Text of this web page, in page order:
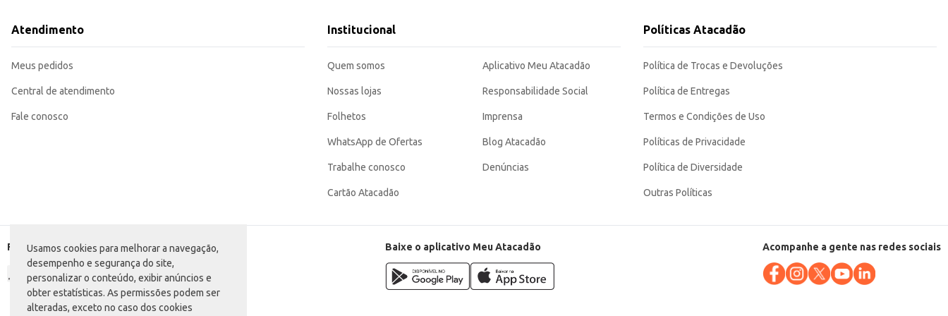
Usamos cookies para melhorar a navegação,
desempenho e segurança do site,
personalizar o conteúdo, exibir anúncios e
obter estatísticas. As permissões podem ser
alteradas, exceto no caso dos cookies
Atendimento
Meus pedidos
Central de atendimento
Fale conosco
Institucional
Quem somos
Nossas lojas
Folhetos
WhatsApp de Ofertas
Trabalhe conosco
Cartão Atacadão
Aplicativo Meu Atacadão
Responsabilidade Social
Imprensa
Blog Atacadão
Denúncias
Políticas Atacadão
Política de Trocas e Devoluções
Política de Entregas
Termos e Condições de Uso
Políticas de Privacidade
Política de Diversidade
Outras Políticas
Formas de pagamento Baixe o aplicativo Meu Atacadão Acompanhe a gente nas redes sociais